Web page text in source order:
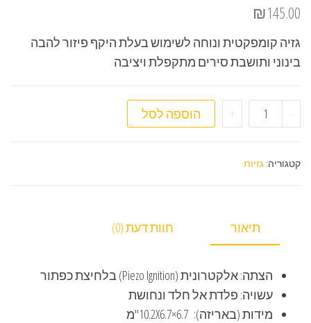
₪145.00
גזיה קומפקטית ונוחה לשימוש בעלת היקף פיזור להבה
בינוני ותושבת סירים מתקפלת ויציבה
- כמות של גזיה Fire Maple Fms102 Compact Jet
+ הוספה לסל
קטגוריה: גזיות
תיאור חוות דעת (0)
הצתה: אלקטרונית (Piezo Ignition) בלחיצת כפתור
עשויה: פלדת אל חלד ונחושת
מידות (באריזה): 6.7×10.2X6.7"מ